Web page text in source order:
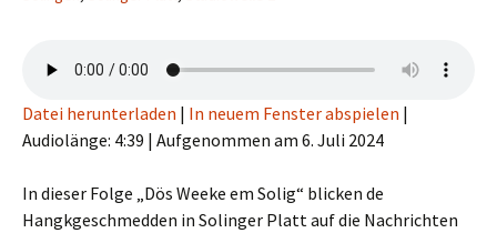
Datei herunterladen | In neuem Fenster abspielen |
Audiolänge: 4:39 | Aufgenommen am 6. Juli 2024
In dieser Folge „Dös Weeke em Solig“ blicken de
Hangkgeschmedden in Solinger Platt auf die Nachrichten